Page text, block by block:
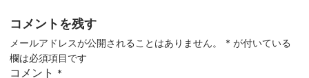
コメントを残す
メールアドレスが公開されることはありません。 * が付いている
欄は必須項目です
コメント *